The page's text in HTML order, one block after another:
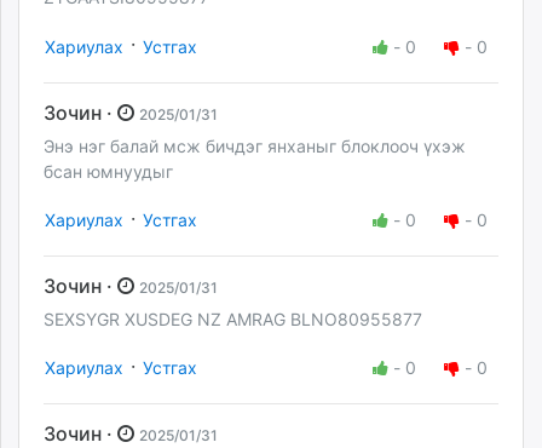
Хариулах · Устгах - 0 - 0
Зочин · 2025/01/31
Энэ нэг балай мсж бичдэг янханыг блоклооч үхэж
бсан юмнуудыг
Хариулах · Устгах - 0 - 0
Зочин · 2025/01/31
SEXSYGR XUSDEG NZ AMRAG BLNO80955877
Хариулах · Устгах - 0 - 0
Зочин · 2025/01/31